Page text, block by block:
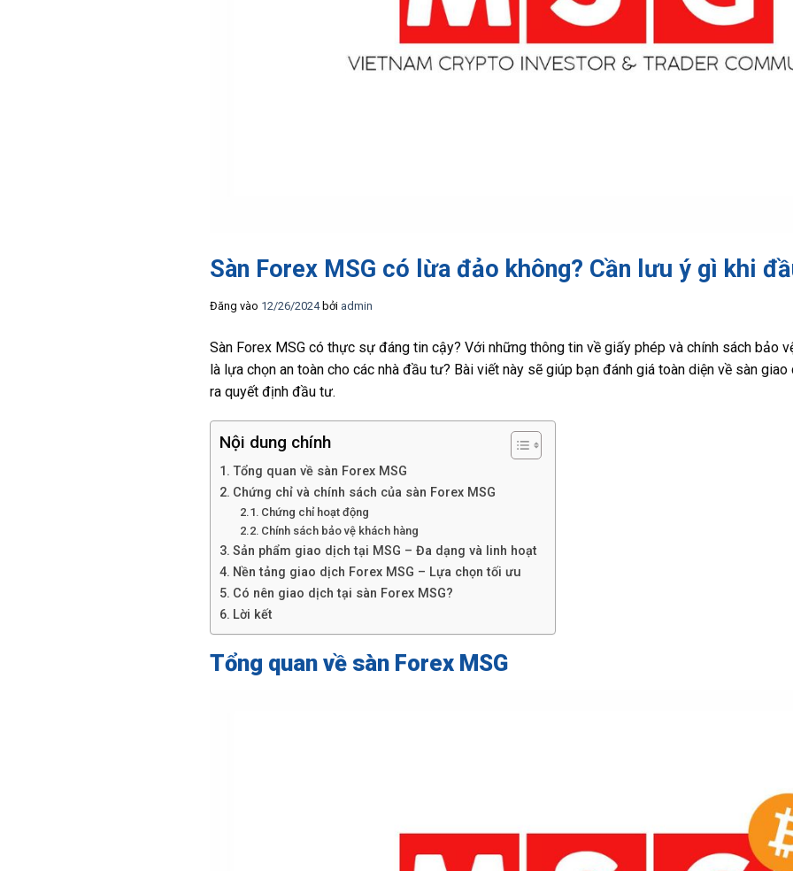
Sàn Forex MSG có lừa đảo không? Cần lưu ý gì khi
Đăng vào 12/26/2024 bởi admin
Sàn Forex MSG có thực sự đáng tin cậy? Với những thông tin về giấy phép và chính sách bảo
là lựa chọn an toàn cho các nhà đầu tư? Bài viết này sẽ giúp bạn đánh giá toàn diện về sàn
ra quyết định đầu tư.
Nội dung chính
Tổng quan về sàn Forex MSG
Chứng chỉ và chính sách của sàn Forex MSG
Chứng chỉ hoạt động
Chính sách bảo vệ khách hàng
Sản phẩm giao dịch tại MSG – Đa dạng và linh hoạt
Nền tảng giao dịch Forex MSG – Lựa chọn tối ưu
Có nên giao dịch tại sàn Forex MSG?
Lời kết
Tổng quan về sàn Forex MSG